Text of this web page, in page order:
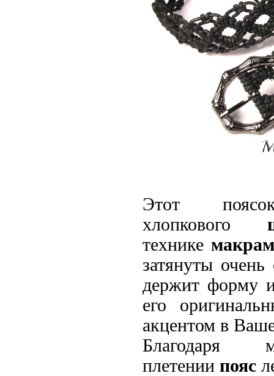
Этот
хлопкового
технике
затянуты
держит форму
его
акцентом в
Благодаря
плетении пояс